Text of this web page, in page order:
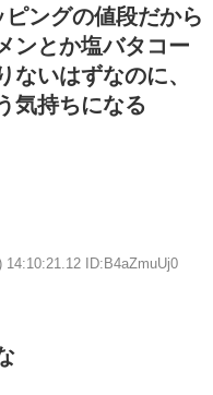
ングの値段だから
ンとか塩バタコー
ないはずなのに、
気持ちになる
14:10:21.12 ID:B4aZmuUj0